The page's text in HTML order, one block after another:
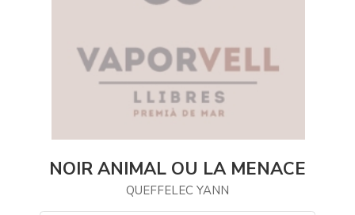
NOIR ANIMAL OU LA MENACE
QUEFFELEC YANN